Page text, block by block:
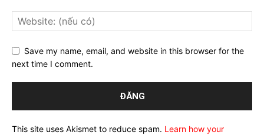
Save my name, email, and website in this browser for the
next time I comment.
This site uses Akismet to reduce spam. Learn how your